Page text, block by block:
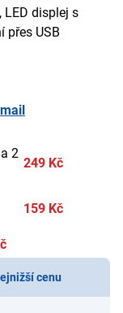
LED displej s
přes USB
2
249 Kč
159 Kč
cenu